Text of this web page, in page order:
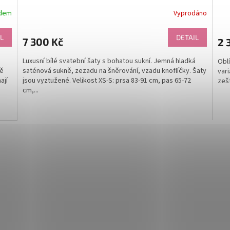
Vyprodáno
7 300 Kč DETAIL
Luxusní bílé svatební šaty s bohatou sukní. Jemná hladká
saténová sukně, zezadu na šněrování, vzadu knoflíčky. Šaty
jsou vyztužené. Velikost XS-S: prsa 83-91 cm, pas 65-72
cm,...
je
z
5
2